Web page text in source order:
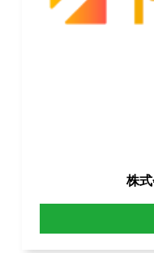
株